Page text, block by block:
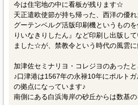
今は住宅地の中に看板が残ります☆
天正遣欧使節が持ち帰った、西洋の優
グーテンベルグ活版印刷機というもの
りいなきりしたん』など印刷し出版し
ました☆が、禁教令という時代の風雲
加津佐セミナリヨ・コレジヨのあった
♪口津港は1567年の永禄10年にポルト
の拠点になっています♪
南側にある白浜海岸の砂丘からは数基